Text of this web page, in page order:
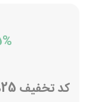
کد تخفیف 25% خرید پسته از هفت مغز